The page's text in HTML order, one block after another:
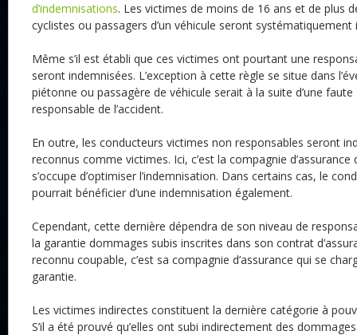
d’indemnisations. Les victimes de moins de 16 ans et de plus
cyclistes ou passagers d’un véhicule seront systématiquement
Même s’il est établi que ces victimes ont pourtant une
seront indemnisées. L’exception à cette règle se situe dans
piétonne ou passagère de véhicule serait à la suite d’une
responsable de l’accident.
En outre, les conducteurs victimes non responsables seront
reconnus comme victimes. Ici, c’est la compagnie d’assurance
s’occupe d’optimiser l’indemnisation. Dans certains cas, le
pourrait bénéficier d’une indemnisation également.
Cependant, cette dernière dépendra de son niveau de
la garantie dommages subis inscrites dans son contrat
reconnu coupable, c’est sa compagnie d’assurance qui se
garantie.
Les victimes indirectes constituent la dernière catégorie à
S’il a été prouvé qu’elles ont subi indirectement des